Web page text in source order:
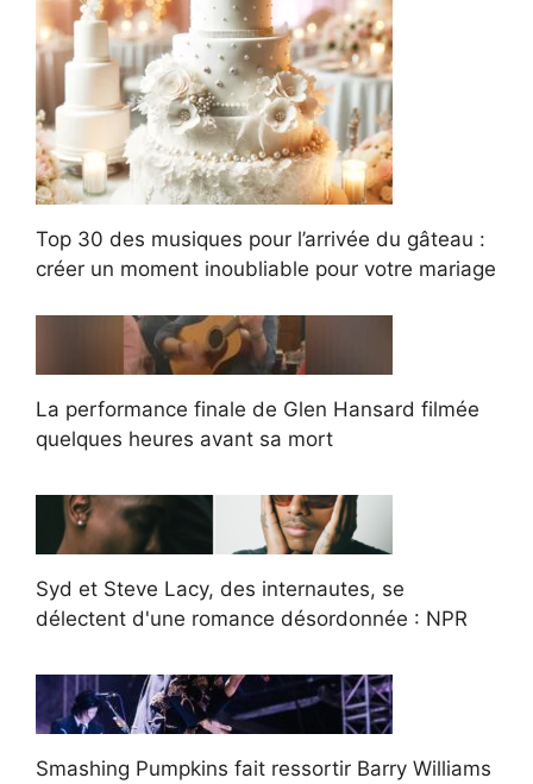
Top 30 des musiques pour l’arrivée du gâteau :
créer un moment inoubliable pour votre mariage
La performance finale de Glen Hansard filmée
quelques heures avant sa mort
Syd et Steve Lacy, des internautes, se
délectent d'une romance désordonnée : NPR
Smashing Pumpkins fait ressortir Barry Williams